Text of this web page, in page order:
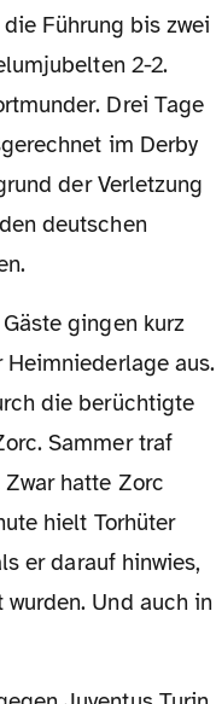
Führung bis zwei
2-2.
Drei Tage
im Derby
der Verletzung
deutschen
aus.
die berüchtigte
Sammer traf
hatte Zorc
hielt Torhüter
er darauf hinwies,
Und auch in